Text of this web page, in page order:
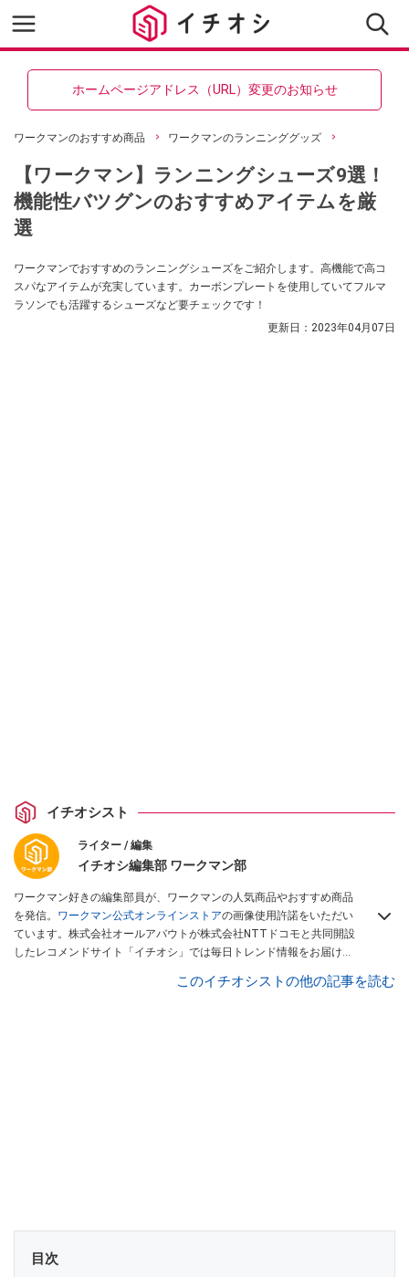
ホームページアドレス（URL）変更のお知らせ
ワークマンのおすすめ商品 ワークマンのランニンググッズ
【ワークマン】ランニングシューズ9選！
機能性バツグンのおすすめアイテムを厳
選
ワークマンでおすすめのランニングシューズをご紹介します。高機能で高コ
スパなアイテムが充実しています。カーボンプレートを使用していてフルマ
ラソンでも活躍するシューズなど要チェックです！
更新日： 2023年04月07日
イチオシスト
ライター / 編集
イチオシ編集部 ワークマン部
ワークマン好きの編集部員が、ワークマンの人気商品やおすすめ商品
を発信。 ワークマン公式オンラインストアの画像使用許諾をいただい
ています。株式会社オールアバウトが株式会社NTTドコモと共同開設
したレコメンドサイト「イチオシ」では毎日トレンド情報をお届け。
このイチオシストの他の記事を読む
目次